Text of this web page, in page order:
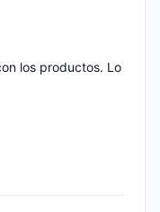
los productos. Lo